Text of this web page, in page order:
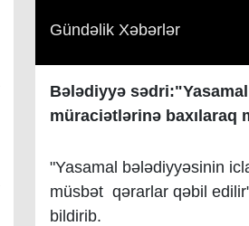
Gündəlik Xəbərlər
Bələdiyyə
müraciətlərinə
"Yasamal bələdiyyəsinin
müsbət qərarlar qəbil
bildirib.